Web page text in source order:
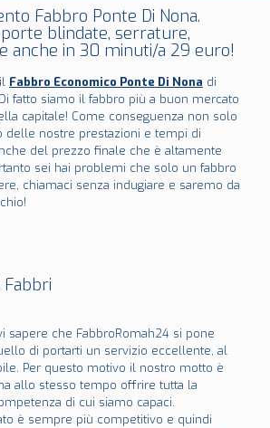
Fabbro Ponte Di Nona.
blindate, serrature,
anche in 30 minuti/a 29 euro!
Fabbro Economico Ponte Di Nona di
fatto siamo il fabbro più a buon mercato
capitale! Come conseguenza non solo
delle nostre prestazioni e tempi di
del prezzo finale che è altamente
sei hai problemi che solo un fabbro
chiamaci senza indugiare e saremo da
sapere che FabbroRomah24 si pone
di portarti un servizio eccellente, al
Per questo motivo il nostro motto è
allo stesso tempo offrire tutta la
di cui siamo capaci.
è sempre più competitivo e quindi